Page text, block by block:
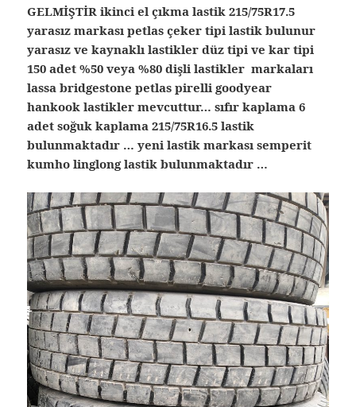
GELMİŞTİR ikinci el çıkma lastik 215/75R17.5
yarasız markası petlas çeker tipi lastik bulunur
yarasız ve kaynaklı lastikler düz tipi ve kar tipi
150 adet %50 veya %80 dişli lastikler markaları
lassa bridgestone petlas pirelli goodyear
hankook lastikler mevcuttur… sıfır kaplama 6
adet soğuk kaplama 215/75R16.5 lastik
bulunmaktadır … yeni lastik markası semperit
kumho linglong lastik bulunmaktadır …